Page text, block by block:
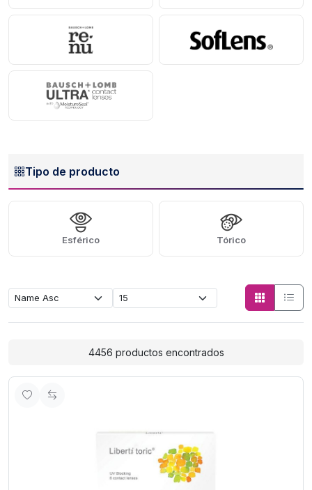
Tipo de producto
Esférico Tórico
Lentes de Contacto
4456 productos encontrados